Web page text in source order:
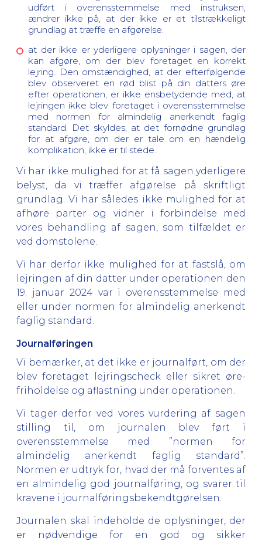
udført i overensstemmelse med instruksen,
ændrer ikke på, at der ikke er et tilstrækkeligt
grundlag at træffe en afgørelse.
at der ikke er yderligere oplysninger i sagen, der
kan afgøre, om der blev foretaget en korrekt
lejring. Den omstændighed, at der efterfølgende
blev observeret en rød blist på din datters øre
efter operationen, er ikke ensbetydende med, at
lejringen ikke blev foretaget i overensstemmelse
med normen for almindelig anerkendt faglig
standard. Det skyldes, at det fornødne grundlag
for at afgøre, om der er tale om en hændelig
komplikation, ikke er til stede.
Vi har ikke mulighed for at få sagen yderligere
belyst, da vi træffer afgørelse på skriftligt
grundlag. Vi har således ikke mulighed for at
afhøre parter og vidner i forbindelse med
vores behandling af sagen, som tilfældet er
ved domstolene.
Vi har derfor ikke mulighed for at fastslå, om
lejringen af din datter under operationen den
19. januar 2024 var i overensstemmelse med
eller under normen for almindelig anerkendt
faglig standard.
Journalføringen
Vi bemærker, at det ikke er journalført, om der
blev foretaget lejringscheck eller sikret øre-
friholdelse og aflastning under operationen.
Vi tager derfor ved vores vurdering af sagen
stilling til, om journalen blev ført i
overensstemmelse med ”normen for
almindelig anerkendt faglig standard”.
Normen er udtryk for, hvad der må forventes af
en almindelig god journalføring, og svarer til
kravene i journalføringsbekendtgørelsen.
Journalen skal indeholde de oplysninger, der
er nødvendige for en god og sikker